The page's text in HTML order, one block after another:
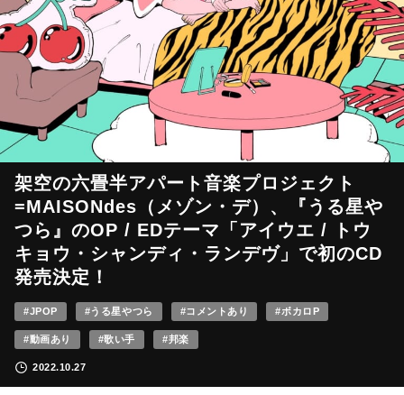
架空の六畳半アパート音楽プロジェクト
=MAISONdes（メゾン・デ）、『うる星や
つら』のOP / EDテーマ「アイウエ / トウ
キョウ・シャンディ・ランデヴ」で初のCD
発売決定！
#JPOP #うる星やつら #コメントあり #ボカロP
#動画あり #歌い手 #邦楽
2022.10.27